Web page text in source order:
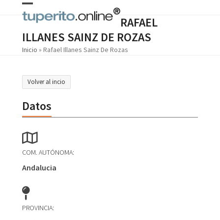
Open
mobile
menu
Close
mobile
menu
RAFAEL
ILLANES SAINZ DE ROZAS
Inicio » Rafael Illanes Sainz De Rozas
Volver al incio
Datos
COM. AUTÓNOMA:
Andalucia
PROVINCIA: